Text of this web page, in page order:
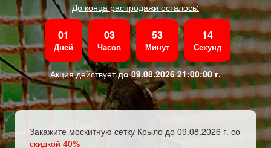
До конца распродажи осталось:
01
Дней
03
Часов
53
Минут
13
Секунд
Акция действуетдо 09.08.2026 21:00:00 г.
Закажите москитную сетку Крыло до 09.08.2026 г. со
скидкой 40%